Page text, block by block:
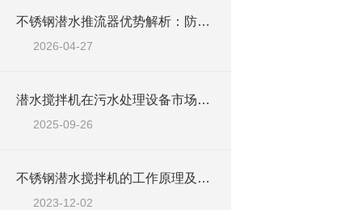
不锈钢潜水推流器优势解析：防腐耐用污水处理设备
2026-04-27
潜水搅拌机在污水处理设备市场的发展及产品优势
2025-09-26
不锈钢潜水搅拌机的工作原理及作用特点、CAD安装系统结构图
2023-12-02